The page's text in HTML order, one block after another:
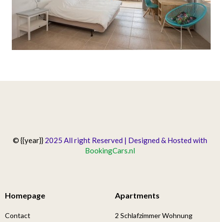
© {{year}} 2025 All right Reserved | Designed & Hosted with
BookingCars.nl
Homepage
Contact
Apartments
2 Schlafzimmer Wohnung